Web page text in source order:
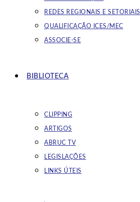
REDES REGIONAIS E SETORIAIS
QUALIFICAÇÃO ICES/MEC
ASSOCIE-SE
BIBLIOTECA
CLIPPING
ARTIGOS
ABRUC TV
LEGISLAÇÕES
LINKS ÚTEIS